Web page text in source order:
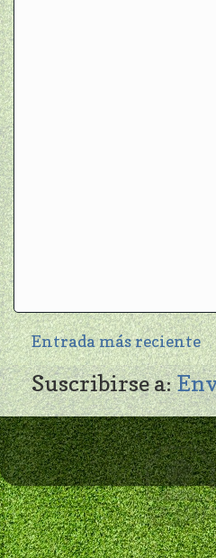
Entrada más reciente
Suscribirse a: